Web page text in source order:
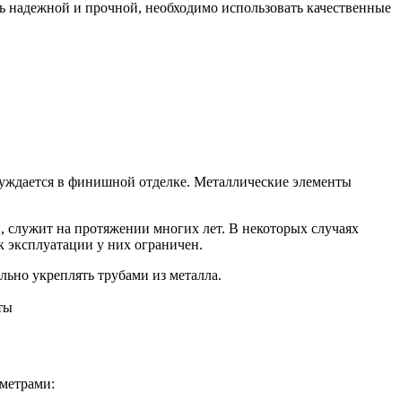
надежной и прочной, необходимо использовать качественные
в финишной отделке. Металлические элементы
на протяжении многих лет. В некоторых случаях
эксплуатации у них ограничен.
укреплять трубами из металла.